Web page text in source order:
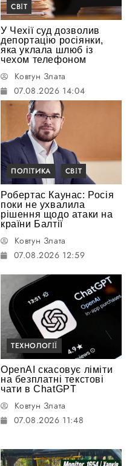
СВІТ
У Чехії суд дозволив
депортацію росіянки,
яка уклала шлюб із
чехом телефоном
Ковтун Злата
07.08.2026 14:04
ПОЛІТИКА СВІТ
Робертас Каунас: Росія
поки не ухвалила
рішення щодо атаки на
країни Балтії
Ковтун Злата
07.08.2026 12:59
ТЕХНОЛОГІЇ
OpenAI скасовує ліміти
на безплатні текстові
чати в ChatGPT
Ковтун Злата
07.08.2026 11:48